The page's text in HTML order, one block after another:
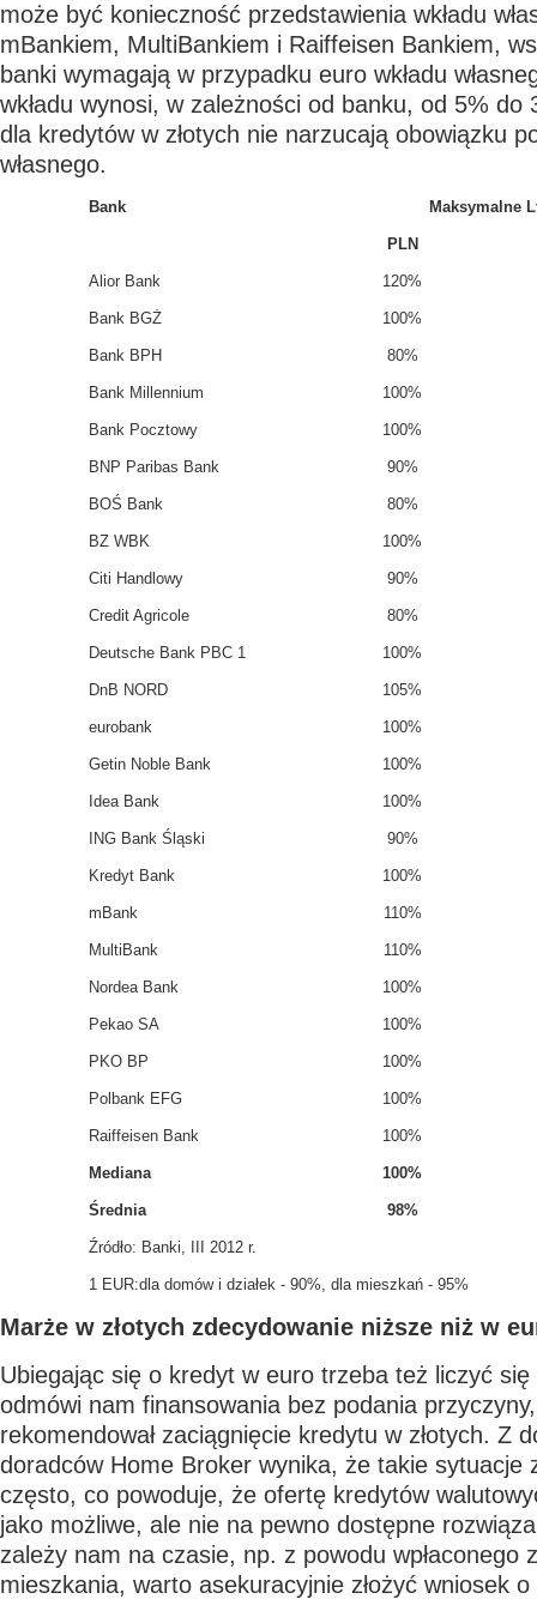
może być konieczność przedstawienia wkładu
mBankiem, MultiBankiem i Raiffeisen Bankiem,
banki wymagają w przypadku euro wkładu
wkładu wynosi, w zależności od banku, od 5% do
dla kredytów w złotych nie narzucają obowiązku
własnego.
Bank Maksymalne
PLN
Alior Bank 120%
Bank BGŻ 100%
Bank BPH 80%
Bank Millennium 100%
Bank Pocztowy 100%
BNP Paribas Bank 90%
BOŚ Bank 80%
BZ WBK 100%
Citi Handlowy 90%
Credit Agricole 80%
Deutsche Bank PBC 1 100%
DnB NORD 105%
eurobank 100%
Getin Noble Bank 100%
Idea Bank 100%
ING Bank Śląski 90%
Kredyt Bank 100%
mBank 110%
MultiBank 110%
Nordea Bank 100%
Pekao SA 100%
PKO BP 100%
Polbank EFG 100%
Raiffeisen Bank 100%
Mediana 100%
Średnia 98%
Źródło: Banki, III 2012 r.
1 EUR:dla domów i działek - 90%, dla mieszkań - 95%
Marże w złotych zdecydowanie niższe niż w
Ubiegając się o kredyt w euro trzeba też liczyć
odmówi nam finansowania bez podania
rekomendował zaciągnięcie kredytu w złotych. Z
doradców Home Broker wynika, że takie sytuacje
często, co powoduje, że ofertę kredytów
jako możliwe, ale nie na pewno dostępne
zależy nam na czasie, np. z powodu wpłaconego
mieszkania, warto asekuracyjnie złożyć wniosek